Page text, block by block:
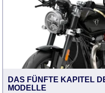
DAS FÜNFTE KAPITEL
MODELLE